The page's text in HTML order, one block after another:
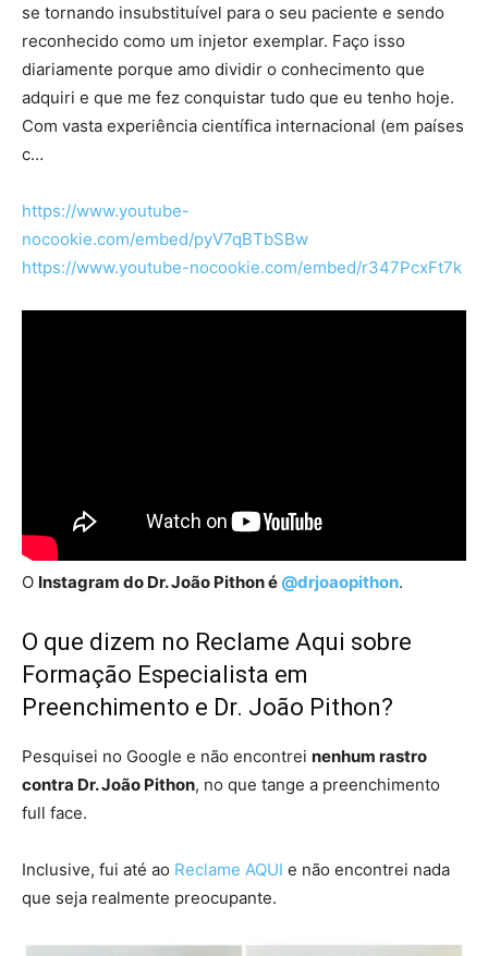
se tornando insubstituível para o seu paciente e sendo
reconhecido como um injetor exemplar. Faço isso
diariamente porque amo dividir o conhecimento que
adquiri e que me fez conquistar tudo que eu tenho hoje.
Com vasta experiência científica internacional (em países
c…
https://www.youtube-
nocookie.com/embed/pyV7qBTbSBw
https://www.youtube-nocookie.com/embed/r347PcxFt7k
O Instagram do Dr. João Pithon é @drjoaopithon.
O que dizem no Reclame Aqui sobre
Formação Especialista em
Preenchimento e Dr. João Pithon?
Pesquisei no Google e não encontrei nenhum rastro
contra Dr. João Pithon, no que tange a preenchimento
full face.
Inclusive, fui até ao Reclame AQUI e não encontrei nada
que seja realmente preocupante.